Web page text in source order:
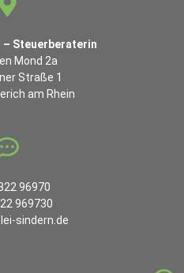
– Steuerberaterin
Mond 2a
Straße 1
am Rhein
96970
969730
sindern.de